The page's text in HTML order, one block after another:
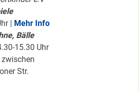
| Mehr Info
Bälle
15.30 Uhr
zwischen
Str.